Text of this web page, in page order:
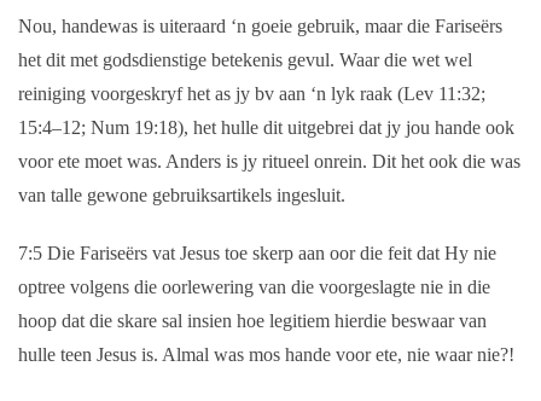
Nou, handewas is uiteraard ‘n goeie gebruik, maar die Fariseërs
het dit met godsdienstige betekenis gevul. Waar die wet wel
reiniging voorgeskryf het as jy bv aan ‘n lyk raak (Lev 11:32;
15:4–12; Num 19:18), het hulle dit uitgebrei dat jy jou hande ook
voor ete moet was. Anders is jy ritueel onrein. Dit het ook die was
van talle gewone gebruiksartikels ingesluit.
7:5 Die Fariseërs vat Jesus toe skerp aan oor die feit dat Hy nie
optree volgens die oorlewering van die voorgeslagte nie in die
hoop dat die skare sal insien hoe legitiem hierdie beswaar van
hulle teen Jesus is. Almal was mos hande voor ete, nie waar nie?!